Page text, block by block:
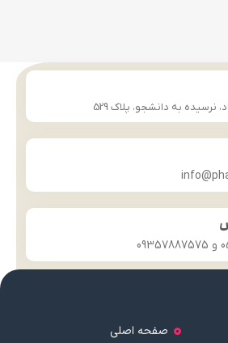
نرسیده به دانشجو، پلاک 529
صفحه اصلی